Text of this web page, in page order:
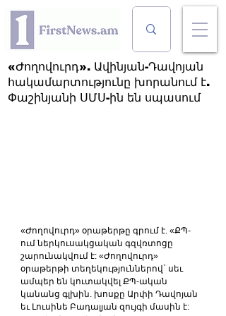
«Ժողովուրդ». Ավինյան-Դավոյան
հակամարտությունը խորանում է.
Փաշինյանի ՍՄՍ-ին են սպասում
«Ժողովուրդ» օրաթերթը գրում է. «ՔՊ-
ում ներկուսակցական գզվռտոցը
շարունակվում է: «Ժողովուրդ»
օրաթերթի տեղեկություններով` սեւ
ամպեր են կուտակվել ՔՊ-ական
կանանց գլխին. խոսքը Արփի Դավոյան
եւ Լուսինե Բադալյան զույգի մասին է: